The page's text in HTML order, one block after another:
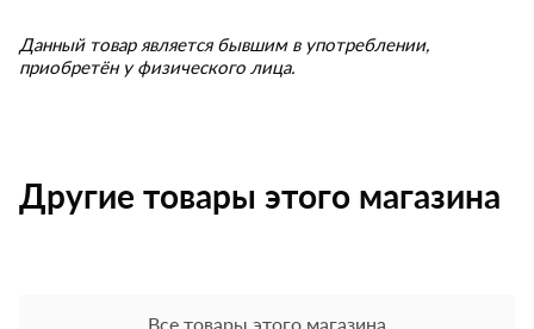
Данный товар является бывшим в употреблении,
приобретён у физического лица.
Другие товары этого магазина
Все товары этого магазина